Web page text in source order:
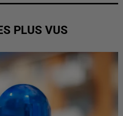
PLUS VUS